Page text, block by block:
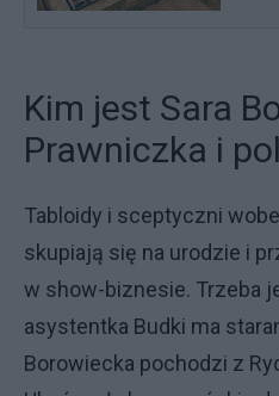
Kim jest Sara
Prawniczka i
Tabloidy i sceptyczni
skupiają się na urodzie i
w show-biznesie. Trzeba
asystentka Budki ma
Borowiecka pochodzi z